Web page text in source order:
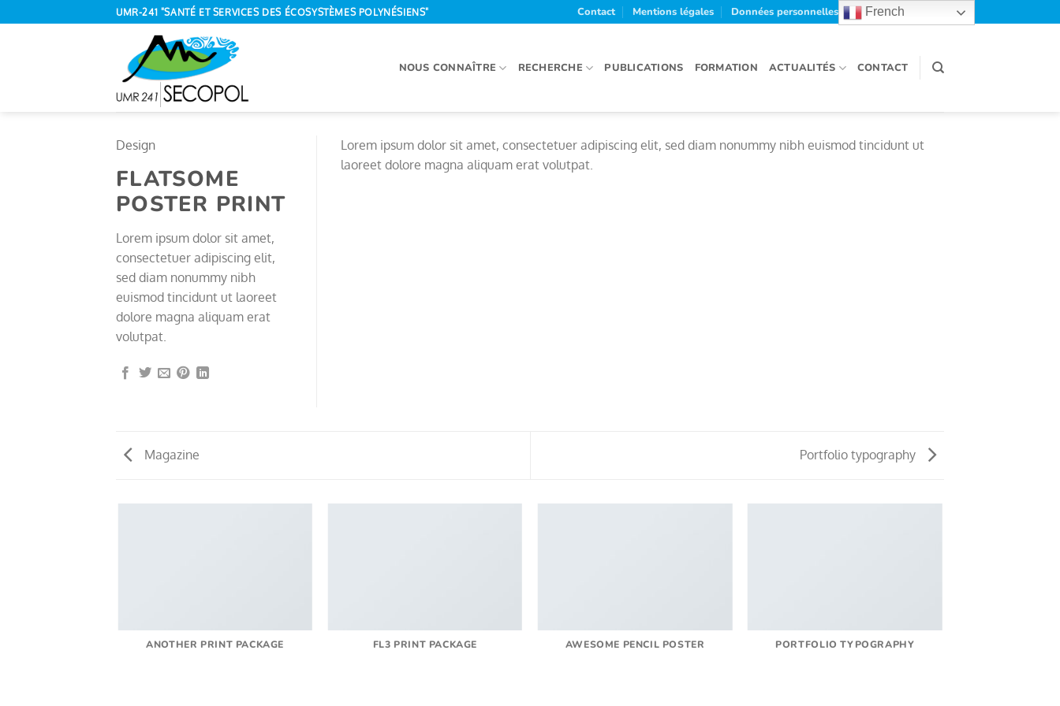
au
UMR-241 "SANTÉ ET SERVICES DES ÉCOSYSTÈMES POLYNÉSIENS" Contact Mentions légales Données personnelles et cookies
NOUS CONNAÎTRE RECHERCHE PUBLICATIONS FORMATION ACTUALITÉS CONTACT
Design
FLATSOME
POSTER PRINT
Lorem ipsum dolor sit amet,
consectetuer adipiscing elit,
sed diam nonummy nibh
euismod tincidunt ut laoreet
dolore magna aliquam erat
volutpat.
Lorem ipsum dolor sit amet, consectetuer adipiscing elit, sed diam nonummy nibh euismod tincidunt ut
laoreet dolore magna aliquam erat volutpat.
Magazine Portfolio typography
ANOTHER PRINT PACKAGE FL3 PRINT PACKAGE AWESOME PENCIL POSTER PORTFOLIO TYPOGRAPHY
French